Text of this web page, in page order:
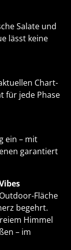
Salate und
lässt keine
Chart-
für jede Phase
ein – mit
garantiert
Fläche
begehrt.
Himmel
– im